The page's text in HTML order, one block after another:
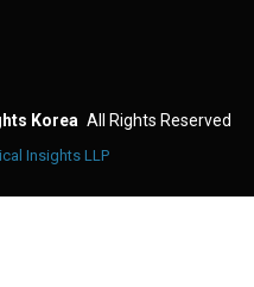
Korea All Rights Reserved
Insights LLP